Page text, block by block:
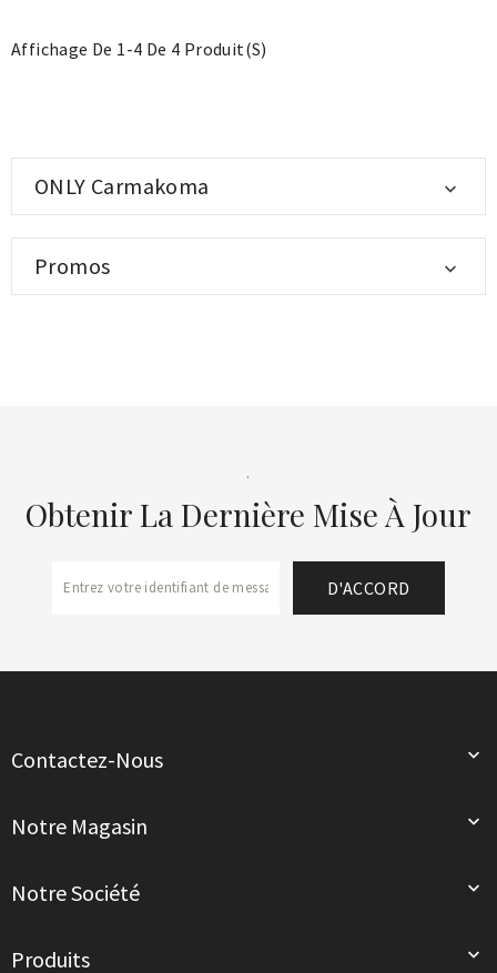
Affichage De 1-4 De 4 Produit(s)
ONLY Carmakoma 
Promos 
.
Obtenir La Dernière Mise À Jour
Contactez-Nous 
Notre Magasin 
Notre Société 
Produits 